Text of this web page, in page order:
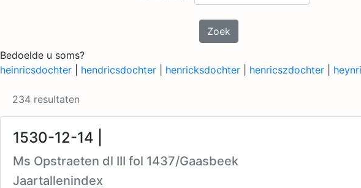
Zoek
Bedoelde u soms?
heinricsdochter
hendricsdochter henricksdochter henricszdochter
234 resultaten
1530-12-14 |
Ms Opstraeten dl III fol 1437/Gaasbeek
Jaartallenindex